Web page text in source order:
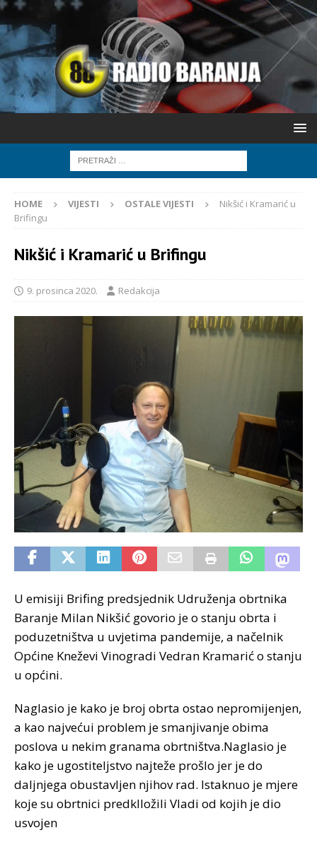
HOME VIJESTI OSTALE VIJESTI
Nikšić i Kramarić u
Brifingu
Nikšić i Kramarić u Brifingu
9. prosinca 2020. Redakcija
U emisiji Brifing predsjednik Udruženja obrtnika
Baranje Milan Nikšić govorio je o stanju obrta i
poduzetništva u uvjetima pandemije, a načelnik
Općine Kneževi Vinogradi Vedran Kramarić o stanju
u općini.
Naglasio je kako je broj obrta ostao nepromijenjen,
a kao najvećui problem je smanjivanje obima
poslova u nekim granama obrtništva.Naglasio je
kako je ugostiteljstvo najteže prošlo jer je do
daljnjega obustavljen njihov rad. Istaknuo je mjere
koje su obrtnici predklložili Vladi od kojih je dio
usvojen